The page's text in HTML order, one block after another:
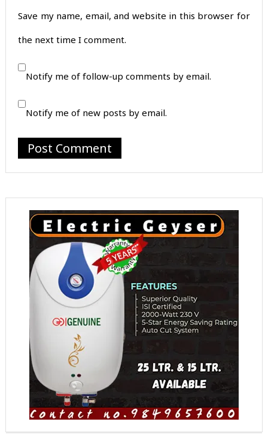
Save my name, email, and website in this browser for
the next time I comment.
Notify me of follow-up comments by email.
Notify me of new posts by email.